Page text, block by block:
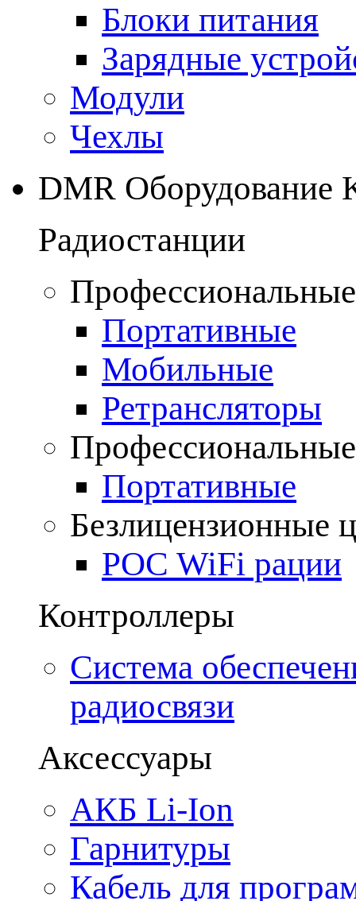
Блоки питания
Зарядные
Модули
Чехлы
DMR Оборудование
Радиостанции
Портативные
Мобильные
Ретрансляторы
Портативные
Безлицензионные
POC WiFi рации
Контроллеры
Система
радиосвязи
Аксессуары
АКБ Li-Ion
Гарнитуры
Кабель для